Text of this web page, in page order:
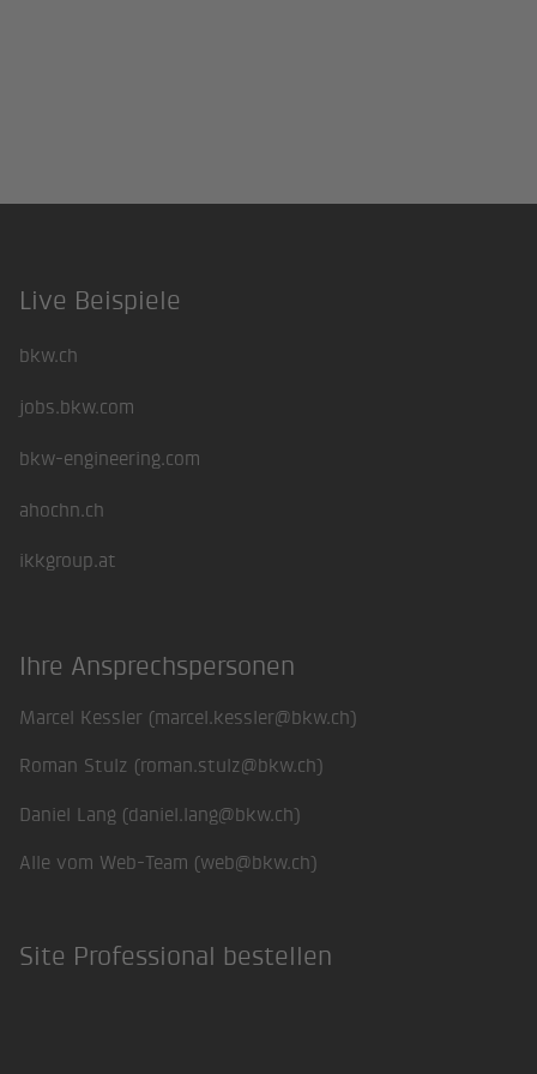
Footer
Live Beispiele
bkw.ch
jobs.bkw.com
bkw-engineering.com
ahochn.ch
ikkgroup.at
Ihre Ansprechspersonen
Marcel Kessler (marcel.kessler@bkw.ch)
Roman Stulz (roman.stulz@bkw.ch)
Daniel Lang (daniel.lang@bkw.ch)
Alle vom Web-Team (web@bkw.ch)
Site Professional bestellen